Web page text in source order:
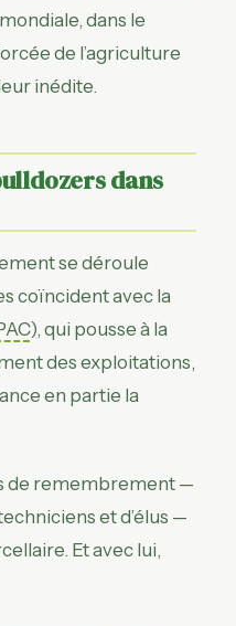
dans le
de l’agriculture
inédite.
dans
se déroule
coïncident avec la
), qui pousse à la
des exploitations,
en partie la
de remembrement —
et d’élus —
Et avec lui,